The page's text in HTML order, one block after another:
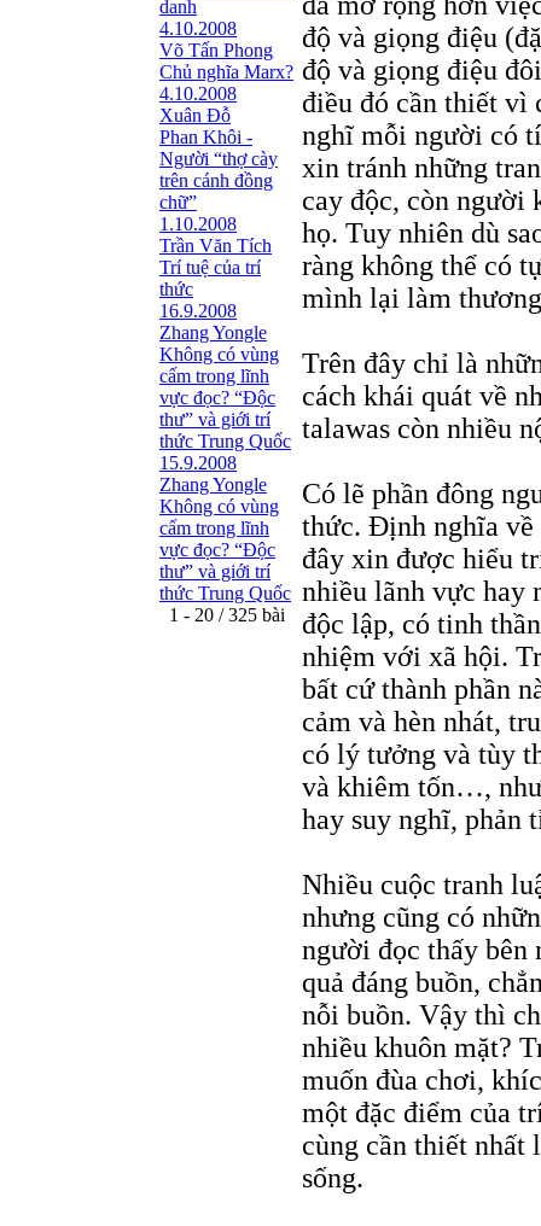
danh
4.10.2008
Võ Tấn Phong
Chủ nghĩa Marx?
4.10.2008
Xuân Đỗ
Phan Khôi -
Người “thợ cày
trên cánh đồng
chữ”
1.10.2008
Trần Văn Tích
Trí tuệ của trí
thức
16.9.2008
Zhang Yongle
Không có vùng
cấm trong lĩnh
vực đọc? “Ðộc
thư” và giới trí
thức Trung Quốc
15.9.2008
Zhang Yongle
Không có vùng
cấm trong lĩnh
vực đọc? “Ðộc
thư” và giới trí
thức Trung Quốc
1 - 20 / 325 bài
độ và giọng điệu
độ và giọng điệu
điều đó cần thiết vì
nghĩ mỗi người có
xin tránh những
cay độc, còn người
họ. Tuy nhiên dù
ràng không thể có
mình lại làm
Trên đây chỉ là
cách khái quát về
talawas còn nhiều
Có lẽ phần đông
thức. Định nghĩa về
đây xin được hiểu
nhiều lãnh vực hay
độc lập, có tinh
nhiệm với xã hội.
bất cứ thành phần
cảm và hèn nhát,
có lý tưởng và tùy
và khiêm tốn…,
hay suy nghĩ, phản
Nhiều cuộc tranh
nhưng cũng có
người đọc thấy bên
quả đáng buồn,
nỗi buồn. Vậy thì
nhiều khuôn mặt?
muốn đùa chơi,
một đặc điểm của
cùng cần thiết nhất
sống.